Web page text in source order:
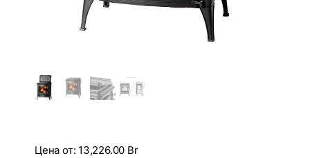
Цена от: 13,226.00 Br